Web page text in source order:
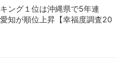
ング１位は沖縄県で5年連
知が順位上昇【幸福度調査20